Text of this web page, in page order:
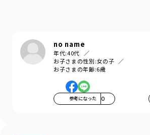
no name
年代:40代
お子さまの性別:女の子
お子さまの年齢:6歳
参考になった 0